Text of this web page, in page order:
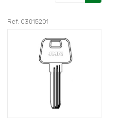
Ref: 03015201